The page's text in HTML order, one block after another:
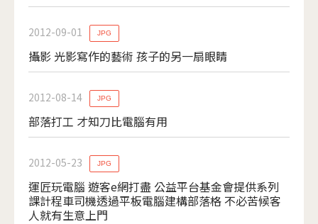
2012-09-01
攝影 光影寫作的藝術 孩子的另一扇眼睛
JPG
2012-08-14
部落打工 才知刀比電腦有用
JPG
2012-05-23
運匠玩電腦 遊客e網打盡 公益平台基金會提供系列
課計程車司機透過平板電腦建構部落格 不必苦候客
人就有生意上門
JPG